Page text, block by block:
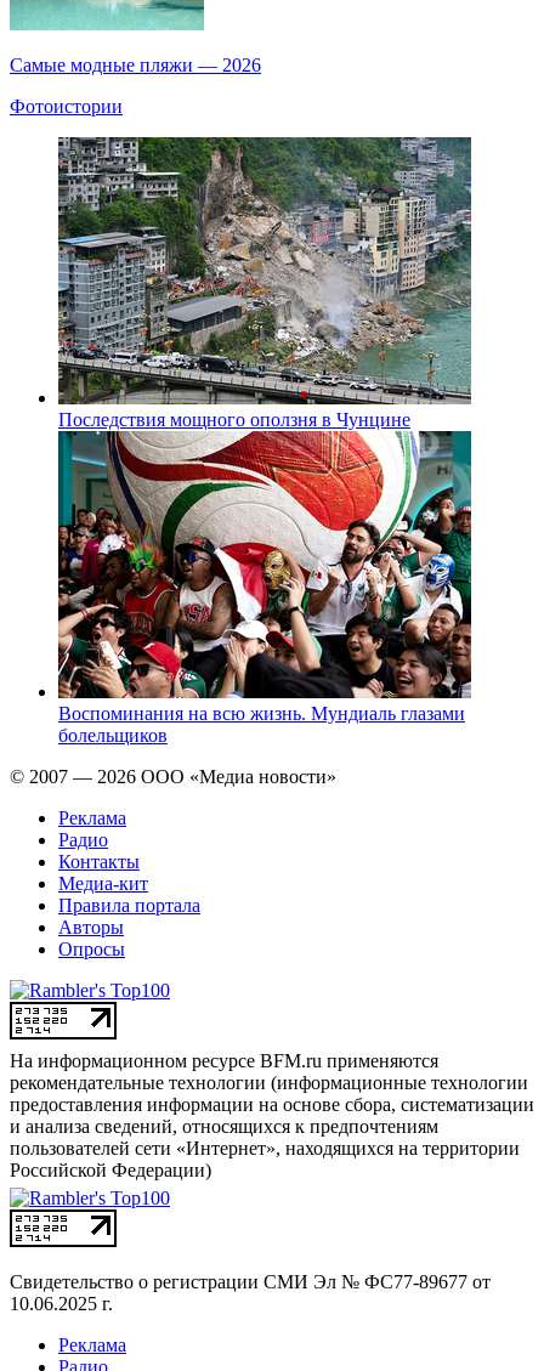
Самые модные пляжи — 2026
Фотоистории
Последствия мощного оползня в Чунцине
Воспоминания на всю жизнь. Мундиаль глазами
болельщиков
© 2007 — 2026 ООО «Медиа новости»
Реклама
Радио
Контакты
Медиа-кит
Правила портала
Авторы
Опросы
На информационном ресурсе BFM.ru применяются
рекомендательные технологии (информационные технологии
предоставления информации на основе сбора, систематизации
и анализа сведений, относящихся к предпочтениям
пользователей сети «Интернет», находящихся на территории
Российской Федерации)
Свидетельство о регистрации СМИ Эл № ФС77-89677 от
10.06.2025 г.
Реклама
Радио